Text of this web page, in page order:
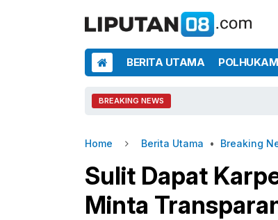
BERITA UTAMA POLHUKAM
BREAKING NEWS
Home Berita Utama • Breaking
Sulit Dapat
Minta